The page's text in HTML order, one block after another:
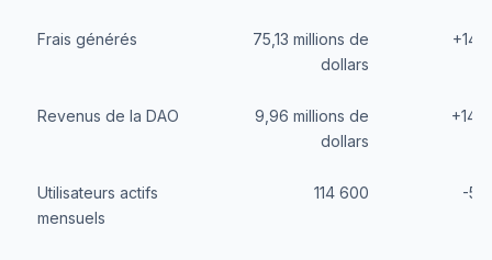
Frais générés
75,13 millions de
dollars
Revenus de la DAO
9,96 millions de
dollars
Utilisateurs actifs
mensuels
114 600 -